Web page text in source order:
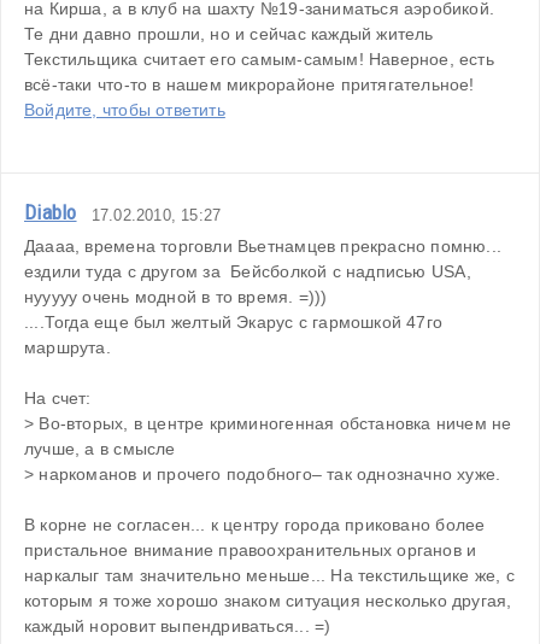
на Кирша, а в клуб на шахту №19-заниматься аэробикой.
Те дни давно прошли, но и сейчас каждый житель
Текстильщика считает его самым-самым! Наверное, есть
всё-таки что-то в нашем микрорайоне притягательное!
Войдите, чтобы ответить
Diablo 17.02.2010, 15:27
Даааа, времена торговли Вьетнамцев прекрасно помню...
ездили туда с другом за  Бейсболкой с надписью USA,
нууууу очень модной в то время. =)))
....Тогда еще был желтый Экарус с гармошкой 47го
маршрута.
На счет:
> Во-вторых, в центре криминогенная обстановка ничем не
лучше, а в смысле
> наркоманов и прочего подобного– так однозначно хуже.
В корне не согласен... к центру города приковано более
пристальное внимание правоохранительных органов и
наркалыг там значительно меньше... На текстильщике же, с
которым я тоже хорошо знаком ситуация несколько другая,
каждый норовит выпендриваться... =)